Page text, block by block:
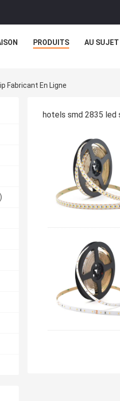
PRODUITS AU SUJET
Fabricant En Ligne
hotels smd 2835 led